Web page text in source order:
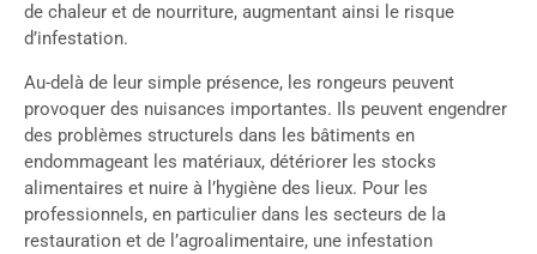
de chaleur et de nourriture, augmentant ainsi le risque
d’infestation.
Au-delà de leur simple présence, les rongeurs peuvent
provoquer des nuisances importantes. Ils peuvent engendrer
des problèmes structurels dans les bâtiments en
endommageant les matériaux, détériorer les stocks
alimentaires et nuire à l’hygiène des lieux. Pour les
professionnels, en particulier dans les secteurs de la
restauration et de l’agroalimentaire, une infestation